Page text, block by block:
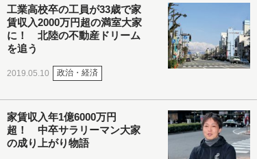
工業高校卒の工員が33歳で家
賃収入2000万円超の満室大家
に！ 北陸の不動産ドリーム
を追う
2019.05.10 政治・経済
家賃収入年1億6000万円
超！ 中卒サラリーマン大家
の成り上がり物語